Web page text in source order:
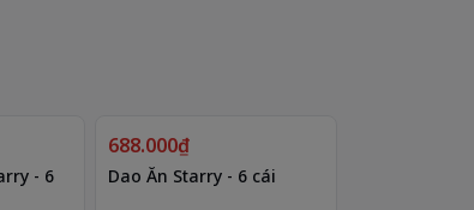
- 6
688.000₫
Dao Ăn Starry - 6 cái